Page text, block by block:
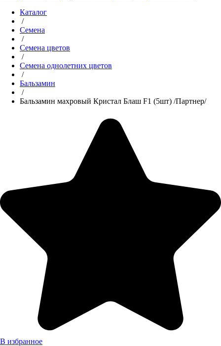
Каталог
/
Семена
/
Семена цветов
/
Семена однолетних цветов
/
Бальзамин
/
Бальзамин махровый Кристал Блаш F1 (5шт) /Партнер/
В избранное